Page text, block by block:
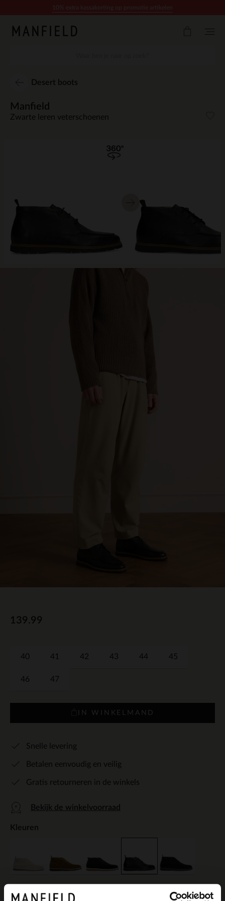
Desert boots
Manfield
Zwarte leren veterschoenen
139.99
40 41 42 43 44 45
46 47
IN WINKELMAND
Snelle levering
Betalen eenvoudig en veilig
Gratis retourneren in de winkels
Bekijk de winkelvoorraad
Kleuren